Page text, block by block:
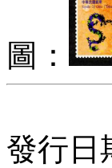
圖：
發行日